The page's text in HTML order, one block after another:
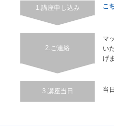
1.講座申し込み こ
2.ご連絡
マ
い
げ
3.講座当日 当